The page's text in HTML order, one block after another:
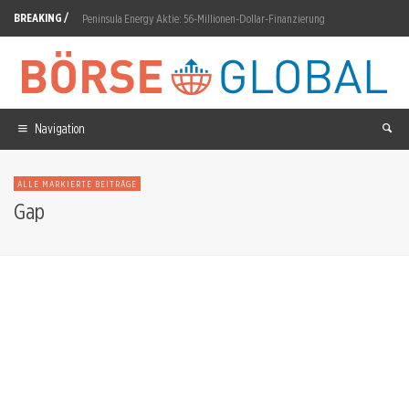
BREAKING / Peninsula Energy Aktie: 56-Millionen-Dollar-Finanzierung
D-Wave Quantum Aktie: IDC kürt D-Wave zum Leader
The Trade Desk Aktie: Q3-Prognose verfehlt 807 Millionen Dollar
Navigation
ALLE MARKIERTE BEITRÄGE
Gap